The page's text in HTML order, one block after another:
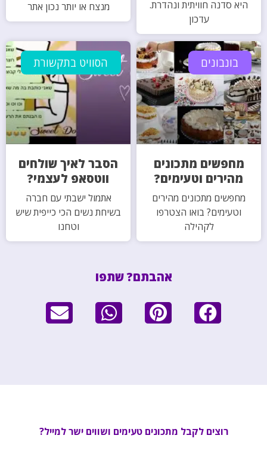
היא סדנה חוויתית ונהדרת.
עדכון
מנצח או יותר נכון אתר
בונבונים
מחפשים מתכונים
מהירים וטעימים?
מחפשים מתכונים מהירים
וטעימים? בואו הצטרפו
לקהילה
הסוויט בתקשורת
הסבר לאיך שולחים
ווטסאפ לעצמי?
אתמול ישבתי עם חברה
בשיחת נשים הכי כייפית שיש
וטחנו
אהבתם? שתפו
רוצים לקבל מתכונים טעימים ושווים ישר למייל?